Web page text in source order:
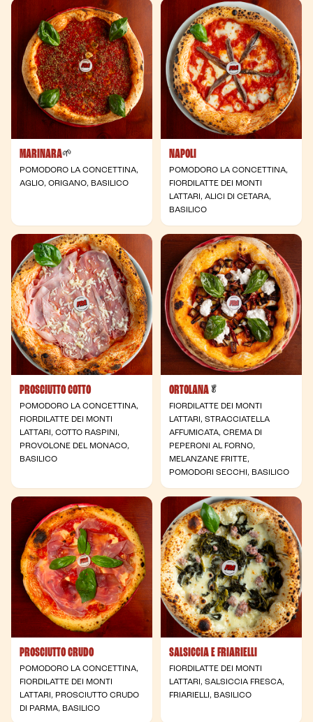
MARINARA🌱
POMODORO LA CONCETTINA,
AGLIO, ORIGANO, BASILICO
NAPOLI
POMODORO LA CONCETTINA,
FIORDILATTE DEI MONTI
LATTARI, ALICI DI CETARA,
BASILICO
PROSCIUTTO COTTO
POMODORO LA CONCETTINA,
FIORDILATTE DEI MONTI
LATTARI, COTTO RASPINI,
PROVOLONE DEL MONACO,
BASILICO
ORTOLANA 🥬
FIORDILATTE DEI MONTI
LATTARI, STRACCIATELLA
AFFUMICATA, CREMA DI
PEPERONI AL FORNO,
MELANZANE FRITTE,
POMODORI SECCHI, BASILICO
PROSCIUTTO CRUDO
POMODORO LA CONCETTINA,
FIORDILATTE DEI MONTI
LATTARI, PROSCIUTTO CRUDO
DI PARMA, BASILICO
SALSICCIA E FRIARIELLI
FIORDILATTE DEI MONTI
LATTARI, SALSICCIA FRESCA,
FRIARIELLI, BASILICO